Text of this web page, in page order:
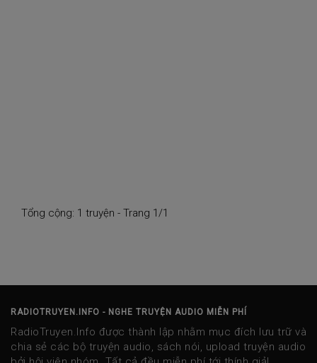
Tổng cộng: 1 truyện - Trang 1/1
RADIOTRUYEN.INFO - NGHE TRUYỆN AUDIO MIỄN PHÍ
RadioTruyen.Info được thành lập nhằm mục đích lưu trữ và
chia sẻ các bộ truyện audio, sách nói, upload truyện audio